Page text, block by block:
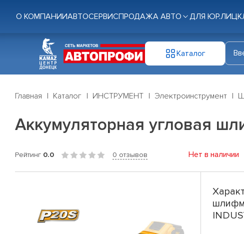
О КОМПАНИИАВТОСЕРВИСПРОДАЖА АВТО ДЛЯ ЮР.ЛИЦ
Каталог
Главная Каталог ИНСТРУМЕНТ Электроинструмент
Аккумуляторная угловая
Рейтинг 0.0 0 отзывов Нет в наличии